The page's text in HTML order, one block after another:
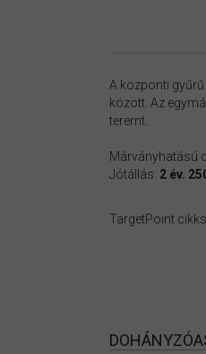
A központi
között. Az
teremt.
Márványhatású
Jótállás: 2 év.
TargetPoint